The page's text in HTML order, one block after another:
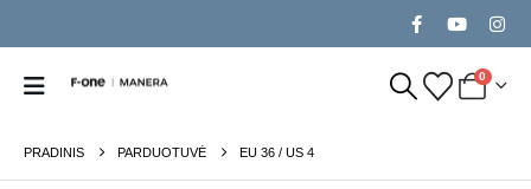
0
PRADINIS PARDUOTUVĖ EU 36 / US 4